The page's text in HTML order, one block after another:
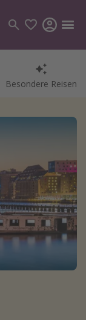
Besondere Reisen